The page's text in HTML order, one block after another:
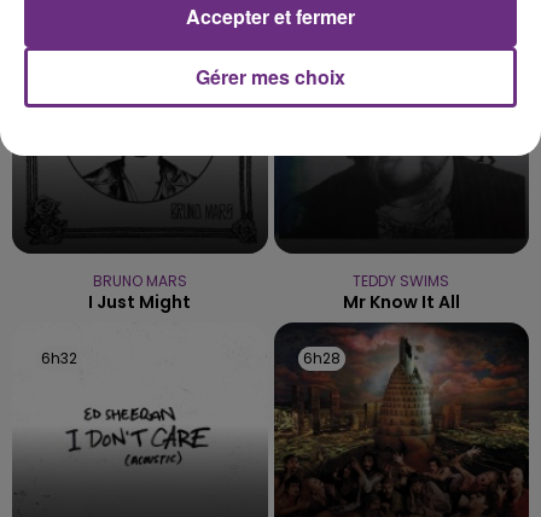
BRUNO MARS
I Just Might
TEDDY SWIMS
Mr Know It All
6h32
6h32 6h28
6h28
Gérer mes choix
Accepter et fermer